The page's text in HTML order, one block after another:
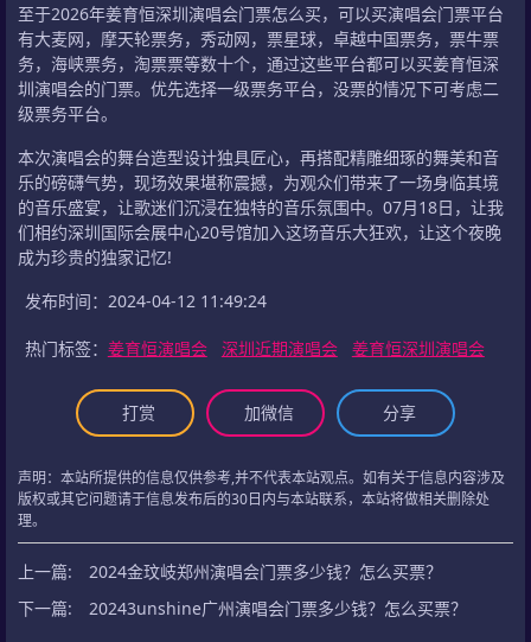
至于2026年姜育恒深圳演唱会门票怎么买，可以买演唱会门票平台
有大麦网，摩天轮票务，秀动网，票星球，卓越中国票务，票牛票
务，海峡票务，淘票票等数十个，通过这些平台都可以买姜育恒深
圳演唱会的门票。优先选择一级票务平台，没票的情况下可考虑二
级票务平台。
本次演唱会的舞台造型设计独具匠心，再搭配精雕细琢的舞美和音
乐的磅礴气势，现场效果堪称震撼，为观众们带来了一场身临其境
的音乐盛宴，让歌迷们沉浸在独特的音乐氛围中。07月18日，让我
们相约深圳国际会展中心20号馆加入这场音乐大狂欢，让这个夜晚
成为珍贵的独家记忆!
发布时间：2024-04-12 11:49:24
热门标签： 姜育恒演唱会 深圳近期演唱会 姜育恒深圳演唱会
打赏 加微信 分享
声明：本站所提供的信息仅供参考,并不代表本站观点。如有关于信息内容涉及
版权或其它问题请于信息发布后的30日内与本站联系，本站将做相关删除处
理。
上一篇: 2024金玟岐郑州演唱会门票多少钱？怎么买票？
下一篇: 20243unshine广州演唱会门票多少钱？怎么买票？